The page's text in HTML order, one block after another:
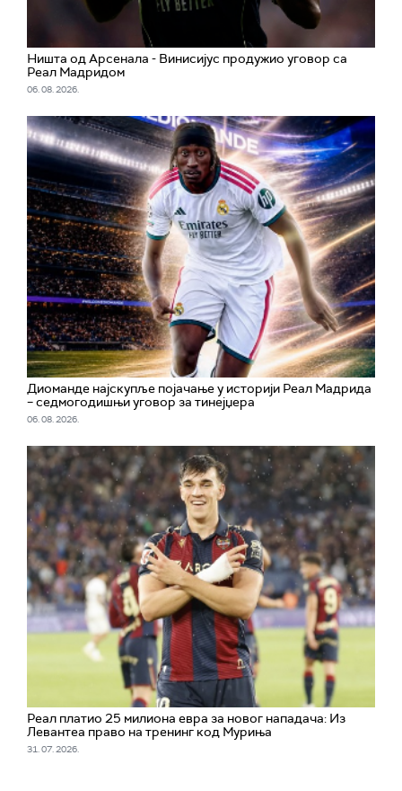
Ништа од Арсенала - Винисијус продужио уговор са
Реал Мадридом
06. 08. 2026.
Диоманде најскупље појачање у историји Реал Мадрида
– седмогодишњи уговор за тинејџера
06. 08. 2026.
Реал платио 25 милиона евра за новог нападача: Из
Левантеа право на тренинг код Муриња
31. 07. 2026.